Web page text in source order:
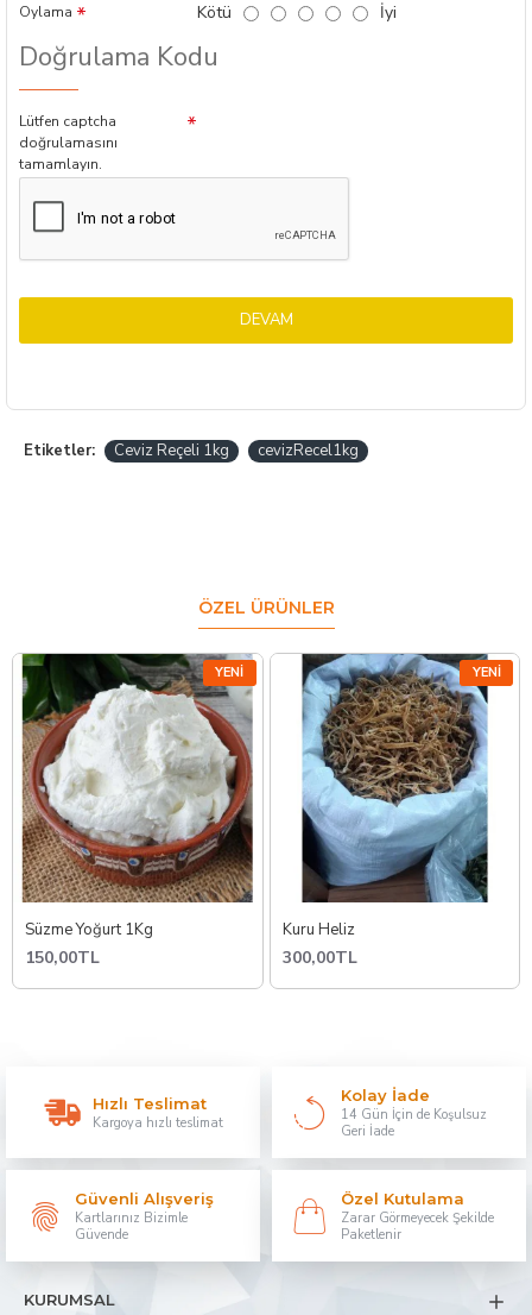
Oylama Kötü İyi
Doğrulama Kodu
Lütfen captcha
doğrulamasını
tamamlayın.
DEVAM
Etiketler: Ceviz Reçeli 1kg cevizRecel1kg
ÖZEL ÜRÜNLER
YENI
Süzme Yoğurt 1Kg
150,00TL
YENI
Kuru Heliz
300,00TL
Hızlı Teslimat
Kargoya hızlı teslimat
Kolay İade
14 Gün İçin de Koşulsuz
Geri İade
Güvenli Alışveriş
Kartlarınız Bizimle
Güvende
Özel Kutulama
Zarar Görmeyecek Şekilde
Paketlenir
KURUMSAL